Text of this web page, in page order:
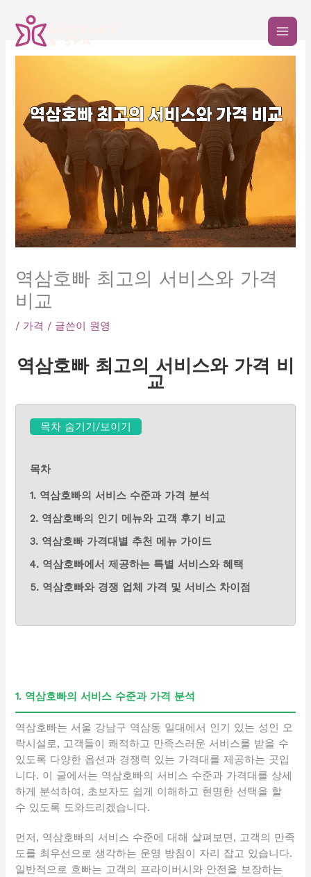
역삼호빠 최고의 서비스와 가격
비교
/ 가격 / 글쓴이 원영
역삼호빠 최고의 서비스와 가격 비
교
목차 숨기기/보이기
목차
1. 역삼호빠의 서비스 수준과 가격 분석
2. 역삼호빠의 인기 메뉴와 고객 후기 비교
3. 역삼호빠 가격대별 추천 메뉴 가이드
4. 역삼호빠에서 제공하는 특별 서비스와 혜택
5. 역삼호빠와 경쟁 업체 가격 및 서비스 차이점
1. 역삼호빠의 서비스 수준과 가격 분석
역삼호빠는 서울 강남구 역삼동 일대에서 인기 있는 성인 오
락시설로, 고객들이 쾌적하고 만족스러운 서비스를 받을 수
있도록 다양한 옵션과 경쟁력 있는 가격대를 제공하는 곳입
니다. 이 글에서는 역삼호빠의 서비스 수준과 가격대를 상세
하게 분석하여, 초보자도 쉽게 이해하고 현명한 선택을 할
수 있도록 도와드리겠습니다.
먼저, 역삼호빠의 서비스 수준에 대해 살펴보면, 고객의 만족
도를 최우선으로 생각하는 운영 방침이 자리 잡고 있습니다.
일반적으로 호빠는 고객의 프라이버시와 안전을 보장하는